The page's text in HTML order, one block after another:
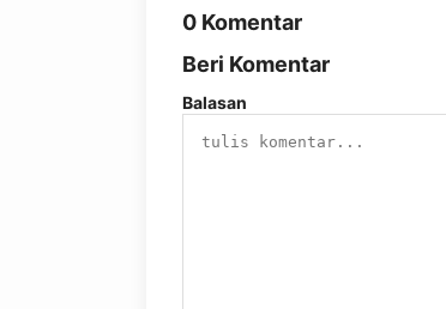
0 Komentar
Beri Komentar
Balasan